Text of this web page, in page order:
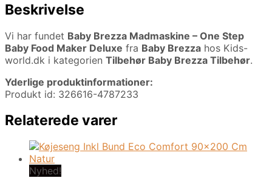
Beskrivelse
Vi har fundet Baby Brezza Madmaskine – One Step
Baby Food Maker Deluxe fra Baby Brezza hos Kids-
world.dk i kategorien Tilbehør Baby Brezza Tilbehør.
Yderlige produktinformationer:
Produkt id: 326616-4787233
Relaterede varer
Nyhed!